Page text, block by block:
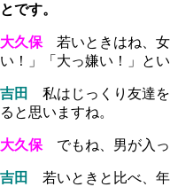
とです。
大久保 若いときはね、
い！」「大っ嫌い！」と
吉田
私はじっくり友達
ると思いますね。
大久保 でもね、男が入っ
吉田
若いときと比べ、年